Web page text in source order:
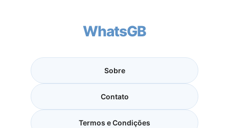
WhatsGB
Sobre
Contato
Termos e Condições